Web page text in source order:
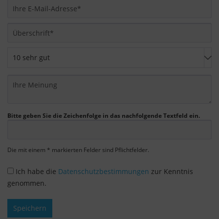
Bitte geben Sie die Zeichenfolge in das nachfolgende Textfeld ein.
Die mit einem * markierten Felder sind Pflichtfelder.
Ich habe die Datenschutzbestimmungen zur Kenntnis
genommen.
Speichern
verarbeitet, die von Google zu eigenen Zwecken,
verbundene Cookie akzeptieren, stimmen Sie
Ihre Daten in den USA durch Google verarbeitet
Standards unzureichenden Datenschutzniveau
Es besteht insbesondere das Risiko, dass Ihre
Daten von US-Behörden zu Kontroll- und
Überwachungszwecken, möglicherweise ohne
"Nur essenzielle Cookies akzeptieren" klicken,
findet die oben beschriebene Übertragung nicht